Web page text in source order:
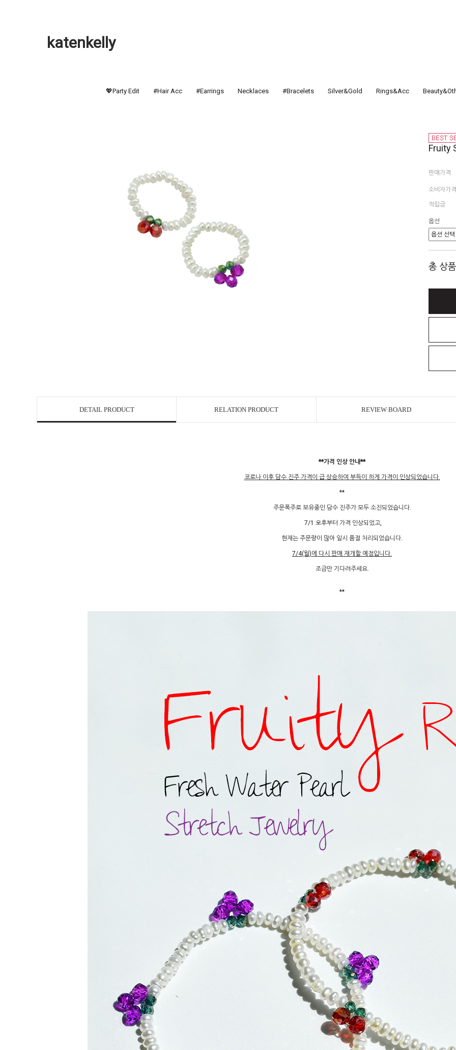
katenkelly
💖Party Edit #Hair Acc #Earrings Necklaces #Bracelets Silver&Gold Rings&Acc
Fruity
판매가격
소비자가격
적립금
옵션
총 상
DETAIL PRODUCT RELATION PRODUCT REVIEW BOARD
**가격 인상 안내**
코로나 이후 담수 진주 가격이 급 상승하여 부득이 하게 가격이 인상되었습니다.
**
주문폭주로 보유중인 담수 진주가 모두 소진되었습니다.
7/1 오후부터 가격 인상되었고,
현재는 주문량이 많아 일시 품절 처리되었습니다.
7/4(월)에 다시 판매 재개할 예정입니다.
조금만 기다려주세요.
**